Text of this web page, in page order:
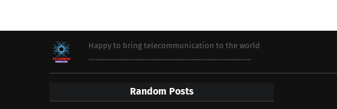
Happy to bring telecommunication to the world
..........................................................................................
Random Posts